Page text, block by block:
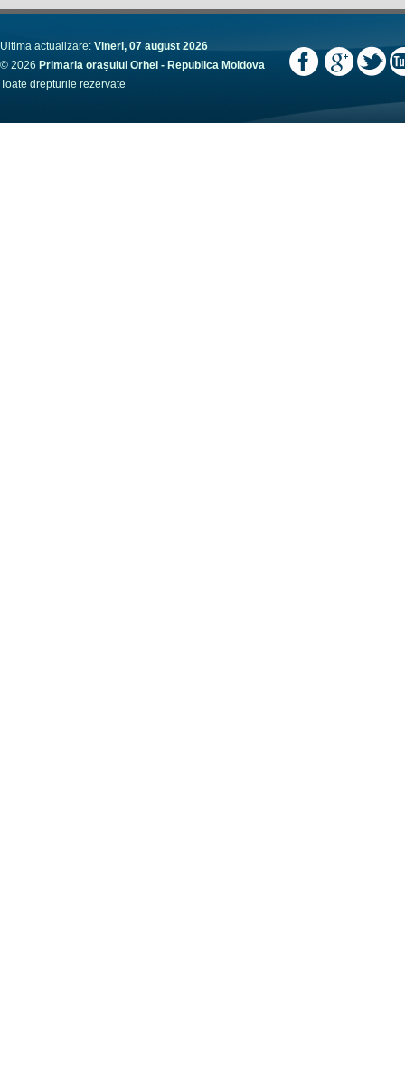
Ultima actualizare: Vineri, 07 august 2026
© 2026 Primaria orașului Orhei - Republica Moldova
Toate drepturile rezervate